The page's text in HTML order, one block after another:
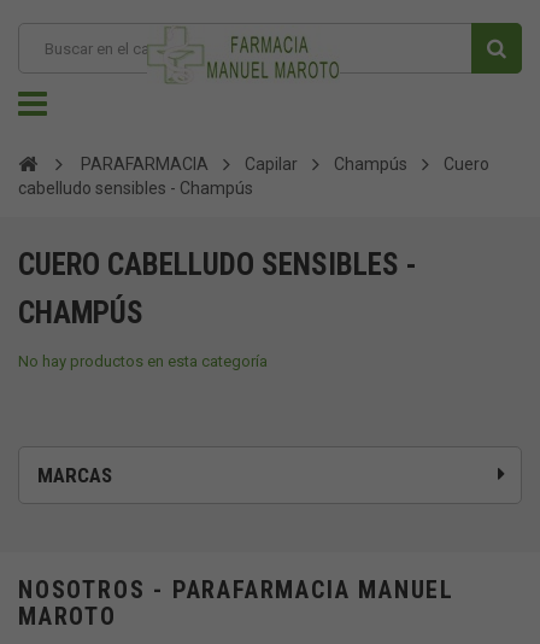
PARAFARMACIA Capilar Champús
Cuero
cabelludo sensibles - Champús
MARCAS
CUERO CABELLUDO SENSIBLES -
CHAMPÚS
No hay productos en esta categoría
NOSOTROS - PARAFARMACIA MANUEL
MAROTO